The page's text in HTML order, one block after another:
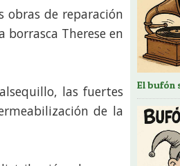
obras de reparación
borrasca Therese en
las fuertes
de la
El bufón